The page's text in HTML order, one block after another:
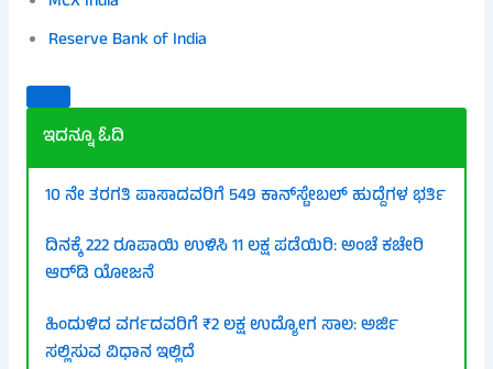
Reserve Bank of India
ಇದನ್ನೂ ಓದಿ
10 ನೇ ತರಗತಿ ಪಾಸಾದವರಿಗೆ 549 ಕಾನ್‌ಸ್ಟೇಬಲ್ ಹುದ್ದೆಗಳ ಭರ್ತಿ
ದಿನಕ್ಕೆ 222 ರೂಪಾಯಿ ಉಳಿಸಿ 11 ಲಕ್ಷ ಪಡೆಯಿರಿ: ಅಂಚೆ ಕಚೇರಿ
ಆರ್‌ಡಿ ಯೋಜನೆ
ಹಿಂದುಳಿದ ವರ್ಗದವರಿಗೆ ₹2 ಲಕ್ಷ ಉದ್ಯೋಗ ಸಾಲ: ಅರ್ಜಿ
ಸಲ್ಲಿಸುವ ವಿಧಾನ ಇಲ್ಲಿದೆ